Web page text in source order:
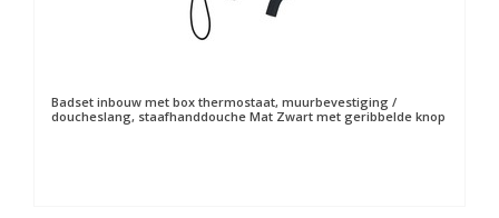
Badset inbouw met box thermostaat, muurbevestiging /
doucheslang, staafhanddouche Mat Zwart met geribbelde knop